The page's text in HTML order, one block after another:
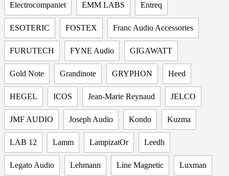
Electrocompaniet EMM LABS Entreq
ESOTERIC FOSTEX Franc Audio Accessories
FURUTECH FYNE Audio GIGAWATT
Gold Note Grandinote GRYPHON Heed
HEGEL ICOS Jean-Marie Reynaud JELCO
JMF AUDIO Joseph Audio Kondo Kuzma
LAB 12 Lamm LampizatOr Leedh
Legato Audio Lehmann Line Magnetic Luxman